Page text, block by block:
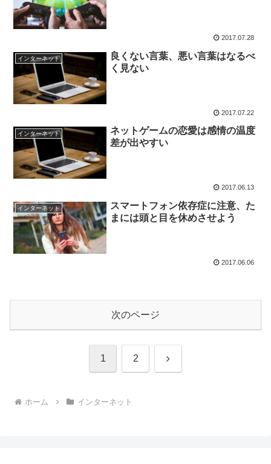
2017.07.28
インターネット
良くない言葉、悪い言葉はなるべ
く見ない
2017.07.22
インターネット
ネットゲームの恋愛は感情の温度
差が出やすい
2017.06.13
インターネット
スマートフォン依存症に注意、た
まには頭と目を休めさせよう
2017.06.06
次のページ
1 2 次
ホーム インターネット